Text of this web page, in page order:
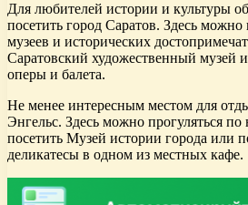
Для любителей истории и культуры
посетить город Саратов. Здесь
музеев и исторических
Саратовский художественный музей
оперы и балета.
Не менее интересным местом для
Энгельс. Здесь можно прогуляться
посетить Музей истории города или
деликатесы в одном из местных кафе.